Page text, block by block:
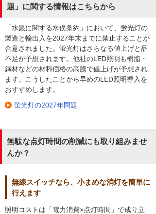
題」に関する情報はこちらから
「水銀に関する水俣条約」において、蛍光灯の
製造と輸出入を2027年末までに禁止することが
合意されました。蛍光灯はさらなる値上げと品
不足が予想されます。他社のLED照明も樹脂・
鋼材などの材料価格の高騰で値上げが予想され
ます。こうしたことから早めのLED照明導入を
おすすめします。
蛍光灯の2027年問題
無駄な点灯時間の削減にも取り組みませ
んか？
無線スイッチなら、小まめな消灯を簡単に
行えます
照明コストは「電力消費×点灯時間」で成り立